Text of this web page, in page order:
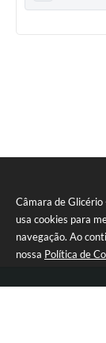
Câmara de Glicério
usa cookies para
navegação. Ao
nossa Política de